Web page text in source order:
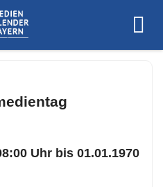
Uhr bis 01.01.1970